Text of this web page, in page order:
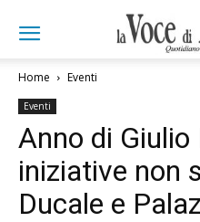
Home Eventi
Eventi
Anno di Giulio
iniziative non
Ducale e